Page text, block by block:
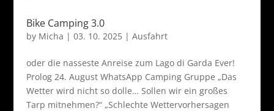
Bike Camping 3.0
by Micha | 03. 10. 2025| Ausfahrt
oder die nasseste Anreise zum Lago di Garda Ever!
Prolog 24. August WhatsApp Camping Gruppe „Das
Wetter wird nicht so dolle… Sollen wir ein großes
Tarp mitnehmen?“ „Schlechte Wettervorhersagen